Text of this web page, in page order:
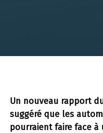
Un nouveau rapport
suggéré que les
pourraient faire face